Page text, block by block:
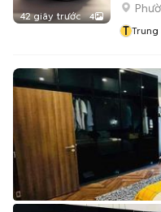
42 giây trước 4
T Trung